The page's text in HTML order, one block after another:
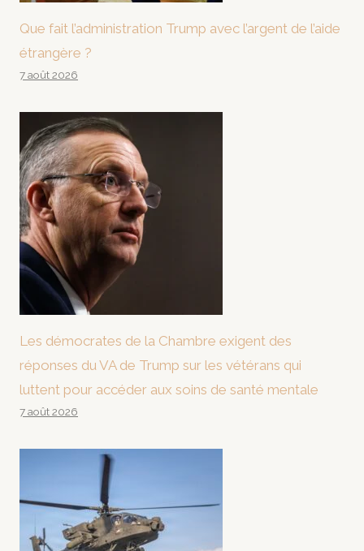
Que fait l’administration Trump avec l’argent de l’aide
étrangère ?
7 août 2026
Les démocrates de la Chambre exigent des
réponses du VA de Trump sur les vétérans qui
luttent pour accéder aux soins de santé mentale
7 août 2026